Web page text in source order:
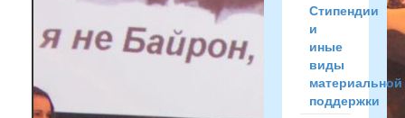
Стипендии
и
иные
виды
материальной
поддержки